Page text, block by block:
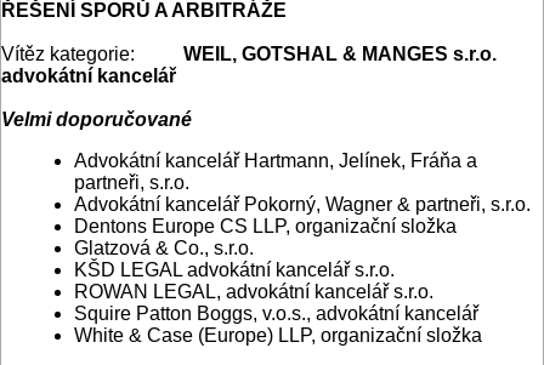
ŘEŠENÍ SPORŮ A ARBITRÁŽE
Vítěz kategorie: WEIL, GOTSHAL & MANGES s.r.o.
advokátní kancelář
Velmi doporučované
Advokátní kancelář Hartmann, Jelínek, Fráňa a
partneři, s.r.o.
Advokátní kancelář Pokorný, Wagner & partneři, s.r.o.
Dentons Europe CS LLP, organizační složka
Glatzová & Co., s.r.o.
KŠD LEGAL advokátní kancelář s.r.o.
ROWAN LEGAL, advokátní kancelář s.r.o.
Squire Patton Boggs, v.o.s., advokátní kancelář
White & Case (Europe) LLP, organizační složka